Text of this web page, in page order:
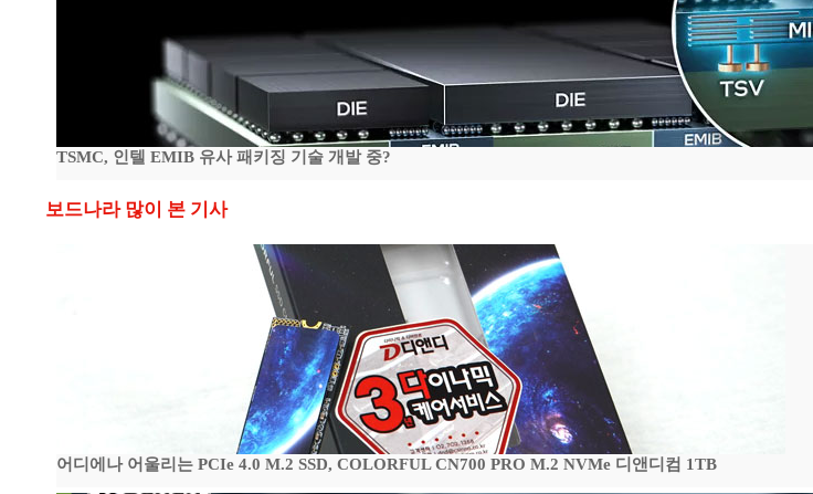
TSMC, 인텔 EMIB 유사 패키징 기술 개발 중?
보드나라 많이 본 기사
어디에나 어울리는 PCIe 4.0 M.2 SSD, COLORFUL CN700 PRO M.2 NVMe 디앤디컴 1TB